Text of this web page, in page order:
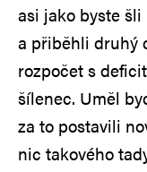
asi jako byste
a přiběhli druhý
rozpočet s
šílenec. Uměl
za to postavili
nic takového